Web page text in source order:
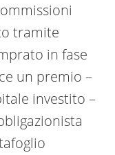
tramite
in fase
un premio –
investito –